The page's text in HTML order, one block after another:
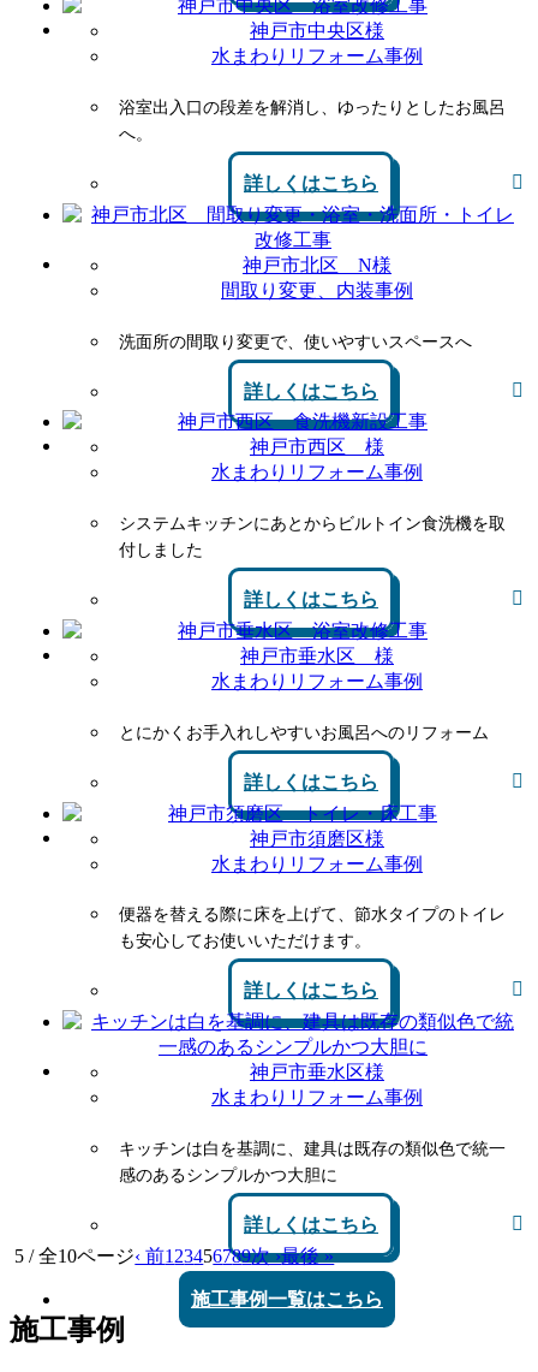
神戸市中央区様
水まわりリフォーム事例
浴室出入口の段差を解消し、ゆったりとしたお風呂
へ。
詳しくはこちら
神戸市北区 N様
間取り変更、内装事例
洗面所の間取り変更で、使いやすいスペースへ
詳しくはこちら
神戸市西区 様
水まわりリフォーム事例
システムキッチンにあとからビルトイン食洗機を取
付しました
詳しくはこちら
神戸市垂水区 様
水まわりリフォーム事例
とにかくお手入れしやすいお風呂へのリフォーム
詳しくはこちら
神戸市須磨区様
水まわりリフォーム事例
便器を替える際に床を上げて、節水タイプのトイレ
も安心してお使いいただけます。
詳しくはこちら
神戸市垂水区様
水まわりリフォーム事例
キッチンは白を基調に、建具は既存の類似色で統一
感のあるシンプルかつ大胆に
詳しくはこちら
5 / 全10ページ‹ 前1 23456789次 ›最後 »
施工事例一覧はこちら
施工事例